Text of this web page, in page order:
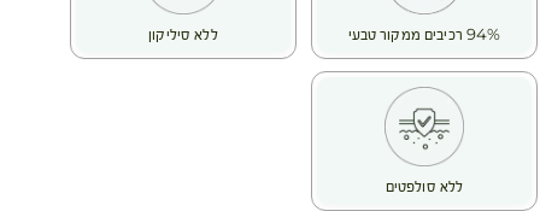
לקרקפת ונופלים ישירות על הכתפיים. קשקשים יבשים משפיעים
בעיקר על קרקפות יבשות או רגילות.
קשקשים שומניים הקשורים למיקרו-אורגניזם בשם מלסזיה פורפור
שמפרק שומן ומעודד נשירת קשקשים. הם נראים כמו פלאק שנשאר
דבוק לקרקפת. לעיתים קרובות הם קשורים לגירוד וגירוי של
הקרקפת. במקרה כזה, על מנת להחזיר את תחושת הנוחות, יש
להשמיד את הקשקשים.
94% רכיבים ממקור טבעי ללא סיליקון
ללא סולפטים